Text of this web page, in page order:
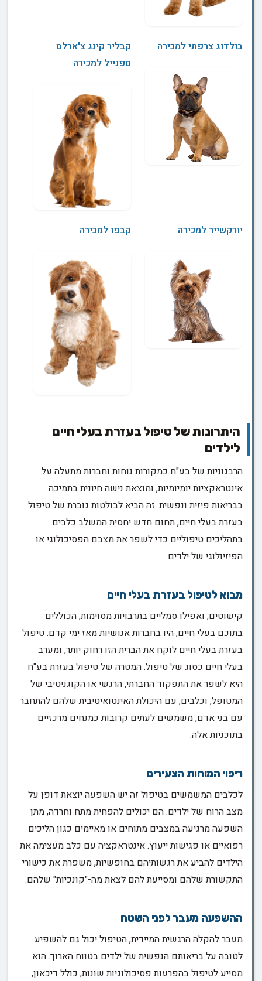
בולדוג צרפתי למכירה
קבליר קינג צ'ארלס
ספנייל למכירה
יורקשייר למכירה קבפו למכירה
היתרונות של טיפול בעזרת בעלי חיים
לילדים
הרבגוניות של בע"ח כמקורות נוחות וחברות מתעלה על
אינטראקציות יומיומיות, ומוצאת נישה חיונית בתמיכה
בבריאות פיזית ונפשית. זה הביא לבולטות גוברת של טיפול
בעזרת בעלי חיים, תחום חדש יחסית המשלב כלבים
בתהליכים טיפוליים כדי לשפר את מצבם הפסיכולוגי או
הפיזיולוגי של ילדים.
מבוא לטיפול בעזרת בעלי חיים
קישוטים, ואפילו סמליים בתרבויות מסוימות, הכוללים
בתוכם בעלי חיים, היו בחברות אנושיות מאז ימי קדם. טיפול
בעזרת בעלי חיים לוקח את הברית הזו רחוק יותר, ומערב
בעלי חיים כסוג של טיפול. המטרה של טיפול בעזרת בע"ח
היא לשפר את התפקוד החברתי, הרגשי או הקוגניטיבי של
המטופל, וכלבים, עם היכולת האינטואיטיבית שלהם להתחבר
עם בני אדם, משמשים לעתים קרובות כמנחים מרכזיים
בתוכניות אלה.
ריפוי המוחות הצעירים
לכלבים המשמשים בטיפול זה יש השפעה יוצאת דופן על
מצב הרוח של ילדים. הם יכולים להפחית מתח וחרדה, מתן
השפעה מרגיעה במצבים מתוחים או מאיימים כגון הליכים
רפואיים או פגישות ייעוץ. אינטראקציה עם כלב מעצימה את
הילדים להביע את רגשותיהם בחופשיות, משפרת את כישורי
התקשורת שלהם ומסייעת להם לצאת מה-"קונכיות" שלהם.
ההשפעה מעבר לפני השטח
מעבר להקלה הרגשית המיידית, הטיפול יכול גם להשפיע
לטובה על בריאותם הנפשית של ילדים בטווח הארוך. הוא
מסייע לטיפול בהפרעות פסיכולוגיות שונות, כולל דיכאון,